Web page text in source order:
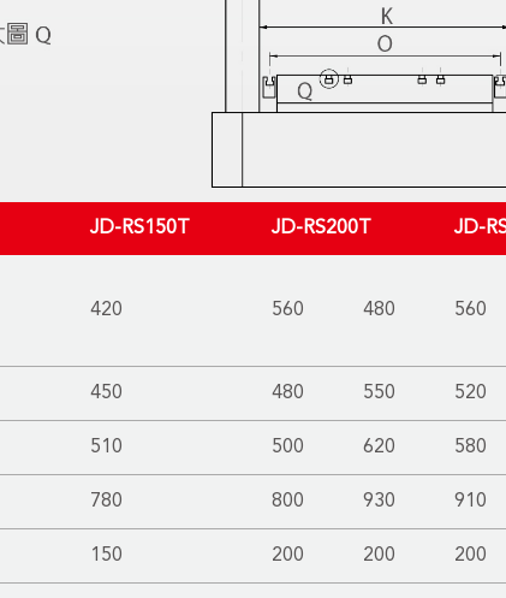
JD-RS150T JD-RS200T JD-
420 560 480 560
450 480 550 520
510 500 620 580
780 800 930 910
150 200 200 200